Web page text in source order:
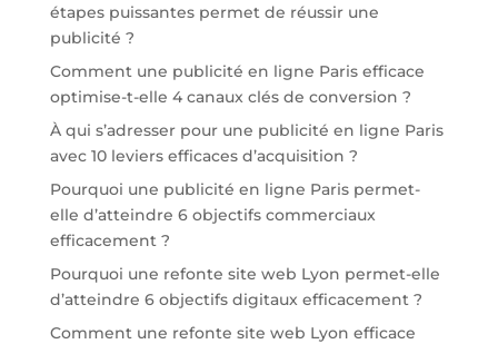
étapes puissantes permet de réussir une
publicité ?
Comment une publicité en ligne Paris efficace
optimise-t-elle 4 canaux clés de conversion ?
À qui s’adresser pour une publicité en ligne Paris
avec 10 leviers efficaces d’acquisition ?
Pourquoi une publicité en ligne Paris permet-
elle d’atteindre 6 objectifs commerciaux
efficacement ?
Pourquoi une refonte site web Lyon permet-elle
d’atteindre 6 objectifs digitaux efficacement ?
Comment une refonte site web Lyon efficace